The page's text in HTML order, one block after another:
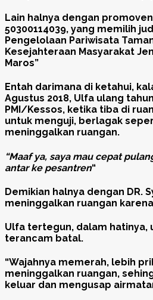
Lain halnya dengan
50300114039, yang memilih
Pengelolaan Pariwisata
Kesejahteraan Masyarakat
Maros”
Entah darimana di ketahui,
Agustus 2018, Ulfa ulang
PMI/Kessos, ketika tiba di
untuk menguji, berlagak
meninggalkan ruangan.
“Maaf ya, saya mau cepat
antar ke pesantren“
Demikian halnya dengan DR.
meninggalkan ruangan
Ulfa tertegun, dalam hatinya,
terancam batal.
“Wajahnya memerah, lebih
meninggalkan ruangan,
keluar dan mengusap